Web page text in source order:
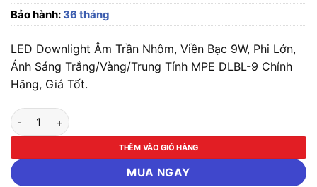
Bảo hành: 36 tháng
LED Downlight Âm Trần Nhôm, Viền Bạc 9W, Phi Lớn,
Ánh Sáng Trắng/Vàng/Trung Tính MPE DLBL-9 Chính
Hãng, Giá Tốt.
LED Downlight Âm Trần Nhôm, Viền Bạc 9W, Phi Lớn, Ánh
THÊM VÀO GIỎ HÀNG
MUA NGAY